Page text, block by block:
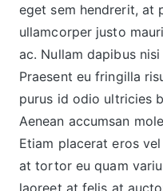
eget sem hendrerit, at
ullamcorper justo
ac. Nullam dapibus
Praesent eu fringilla
purus id odio ultricies
Aenean accumsan
Etiam placerat eros
at tortor eu quam
laoreet at felis at